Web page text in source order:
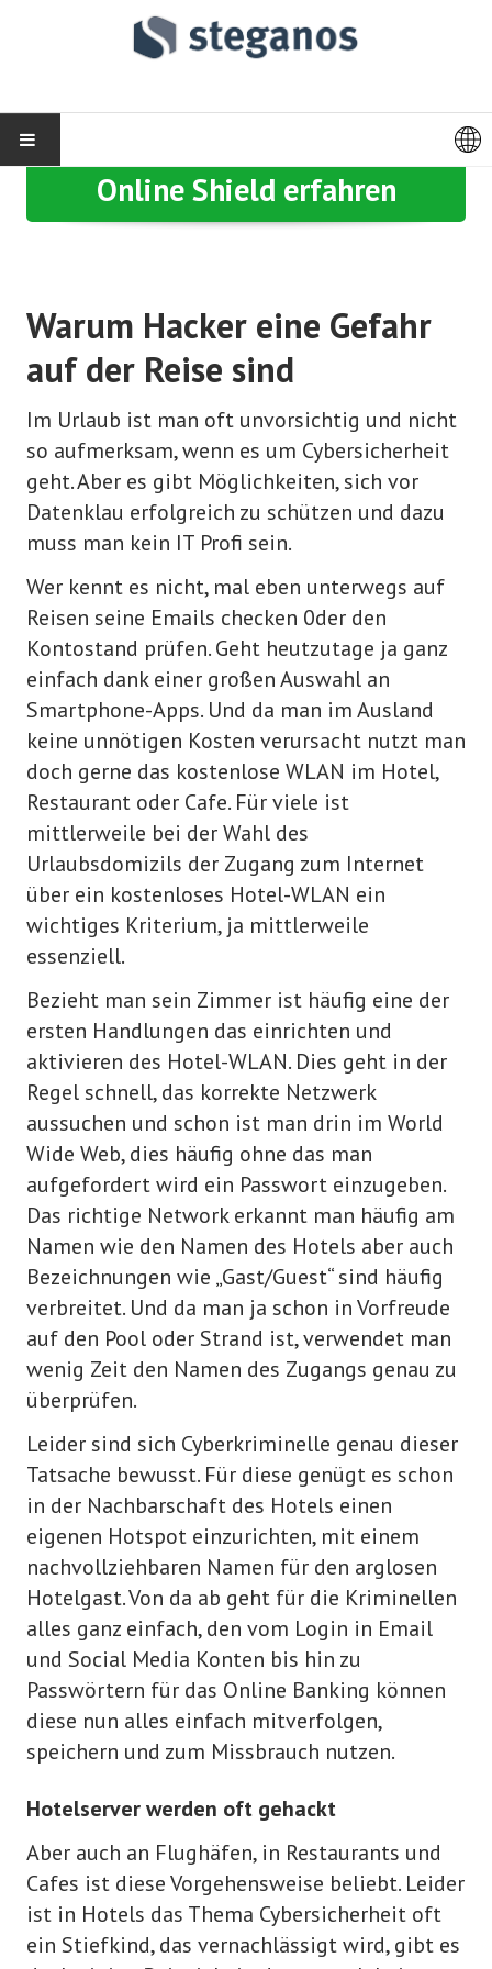
PRODUKTE
Steganos Passwort-Manager
Steganos Daten-Safe
Steganos LockNote 2
Partner Produkte
Nero TuneItUp PRO
WEB-SERVICES
Gratis Online Web Proxy
Speedtest
Wie ist meine IP
Passwort-Generator
KOSTENLOS TESTEN
SERVICE
Kundendienst
Downloads
Tipps & Hinweise
Newsletter
Vertrieb
MYSTEGANOS
Online Shield erfahren
Warum Hacker eine Gefahr
auf der Reise sind
Im Urlaub ist man oft unvorsichtig und nicht
so aufmerksam, wenn es um Cybersicherheit
geht. Aber es gibt Möglichkeiten, sich vor
Datenklau erfolgreich zu schützen und dazu
muss man kein IT Profi sein.
Wer kennt es nicht, mal eben unterwegs auf
Reisen seine Emails checken 0der den
Kontostand prüfen. Geht heutzutage ja ganz
einfach dank einer großen Auswahl an
Smartphone-Apps. Und da man im Ausland
keine unnötigen Kosten verursacht nutzt man
doch gerne das kostenlose WLAN im Hotel,
Restaurant oder Cafe. Für viele ist
mittlerweile bei der Wahl des
Urlaubsdomizils der Zugang zum Internet
über ein kostenloses Hotel-WLAN ein
wichtiges Kriterium, ja mittlerweile
essenziell.
Bezieht man sein Zimmer ist häufig eine der
ersten Handlungen das einrichten und
aktivieren des Hotel-WLAN. Dies geht in der
Regel schnell, das korrekte Netzwerk
aussuchen und schon ist man drin im World
Wide Web, dies häufig ohne das man
aufgefordert wird ein Passwort einzugeben.
Das richtige Network erkannt man häufig am
Namen wie den Namen des Hotels aber auch
Bezeichnungen wie „Gast/Guest“ sind häufig
verbreitet. Und da man ja schon in Vorfreude
auf den Pool oder Strand ist, verwendet man
wenig Zeit den Namen des Zugangs genau zu
überprüfen.
Leider sind sich Cyberkriminelle genau dieser
Tatsache bewusst. Für diese genügt es schon
in der Nachbarschaft des Hotels einen
eigenen Hotspot einzurichten, mit einem
nachvollziehbaren Namen für den arglosen
Hotelgast. Von da ab geht für die Kriminellen
alles ganz einfach, den vom Login in Email
und Social Media Konten bis hin zu
Passwörtern für das Online Banking können
diese nun alles einfach mitverfolgen,
speichern und zum Missbrauch nutzen.
Hotelserver werden oft gehackt
Aber auch an Flughäfen, in Restaurants und
Cafes ist diese Vorgehensweise beliebt. Leider
ist in Hotels das Thema Cybersicherheit oft
ein Stiefkind, das vernachlässigt wird, gibt es